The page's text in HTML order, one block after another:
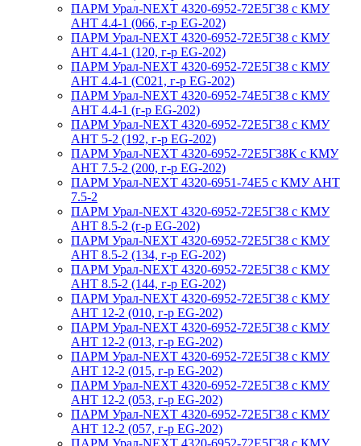
ПАРМ Урал-NEXT 4320-6952-72Е5Г38 с КМУ
АНТ 4.4-1 (066, г-р EG-202)
ПАРМ Урал-NEXT 4320-6952-72Е5Г38 с КМУ
АНТ 4.4-1 (120, г-р EG-202)
ПАРМ Урал-NEXT 4320-6952-72Е5Г38 с КМУ
АНТ 4.4-1 (С021, г-р EG-202)
ПАРМ Урал-NEXT 4320-6952-74Е5Г38 с КМУ
АНТ 4.4-1 (г-р EG-202)
ПАРМ Урал-NEXT 4320-6952-72Е5Г38 с КМУ
АНТ 5-2 (192, г-р EG-202)
ПАРМ Урал-NEXT 4320-6952-72Е5Г38К с КМУ
АНТ 7.5-2 (200, г-р EG-202)
ПАРМ Урал-NEXT 4320-6951-74Е5 с КМУ АНТ
7.5-2
ПАРМ Урал-NEXT 4320-6952-72Е5Г38 с КМУ
АНТ 8.5-2 (г-р EG-202)
ПАРМ Урал-NEXT 4320-6952-72Е5Г38 с КМУ
АНТ 8.5-2 (134, г-р EG-202)
ПАРМ Урал-NEXT 4320-6952-72Е5Г38 с КМУ
АНТ 8.5-2 (144, г-р EG-202)
ПАРМ Урал-NEXT 4320-6952-72Е5Г38 с КМУ
АНТ 12-2 (010, г-р EG-202)
ПАРМ Урал-NEXT 4320-6952-72Е5Г38 с КМУ
АНТ 12-2 (013, г-р EG-202)
ПАРМ Урал-NEXT 4320-6952-72Е5Г38 с КМУ
АНТ 12-2 (015, г-р EG-202)
ПАРМ Урал-NEXT 4320-6952-72Е5Г38 с КМУ
АНТ 12-2 (053, г-р EG-202)
ПАРМ Урал-NEXT 4320-6952-72Е5Г38 с КМУ
АНТ 12-2 (057, г-р EG-202)
ПАРМ Урал-NEXT 4320-6952-72Е5Г38 с КМУ